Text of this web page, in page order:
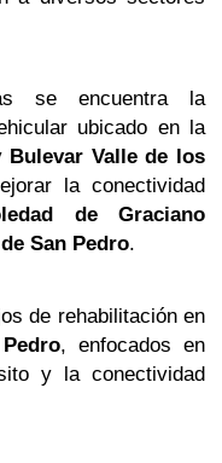
se encuentra la
ubicado en la
Bulevar Valle de los
la conectividad
de Graciano
San Pedro.
de rehabilitación en
, enfocados en
y la conectividad